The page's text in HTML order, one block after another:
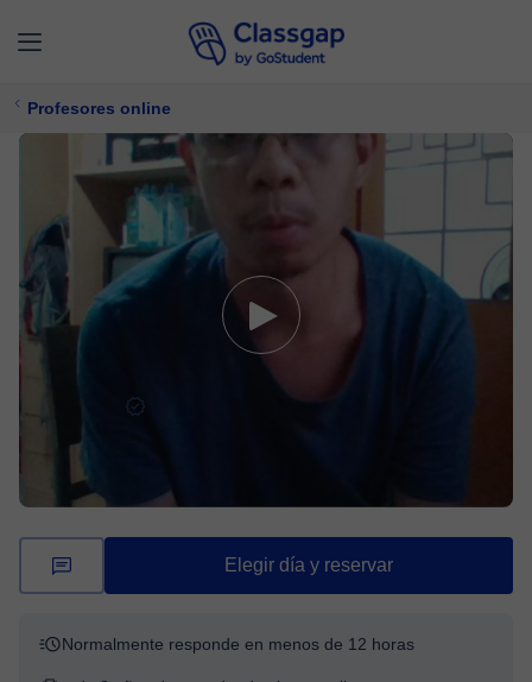
Profesores online
Programación,
Ofrece prueba gratuita
Elegir día y reservar
Normalmente responde en menos de 12 horas